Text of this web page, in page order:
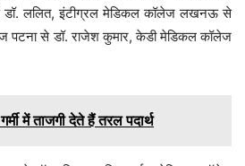
डॉ. ललित, इंटीग्रल मेडिकल कॉलेज लखनऊ से
पटना से डॉ. राजेश कुमार, केडी मेडिकल कॉलेज
में ताजगी देते हैं तरल पदार्थ